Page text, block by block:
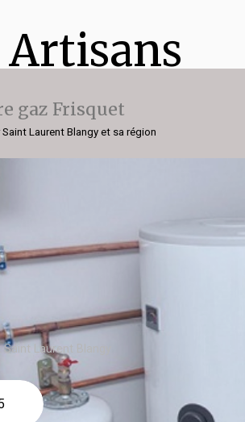
Artisans
gaz Frisquet
Laurent Blangy et sa région
Laurent Blangy